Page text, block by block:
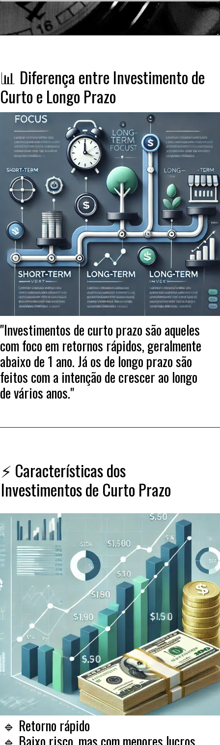
📊 Diferença entre Investimento de
Curto e Longo Prazo
"Investimentos de curto prazo são aqueles
com foco em retornos rápidos, geralmente
abaixo de 1 ano. Já os de longo prazo são
feitos com a intenção de crescer ao longo
de vários anos."
⚡ Características dos
Investimentos de Curto Prazo
🔹 Retorno rápido